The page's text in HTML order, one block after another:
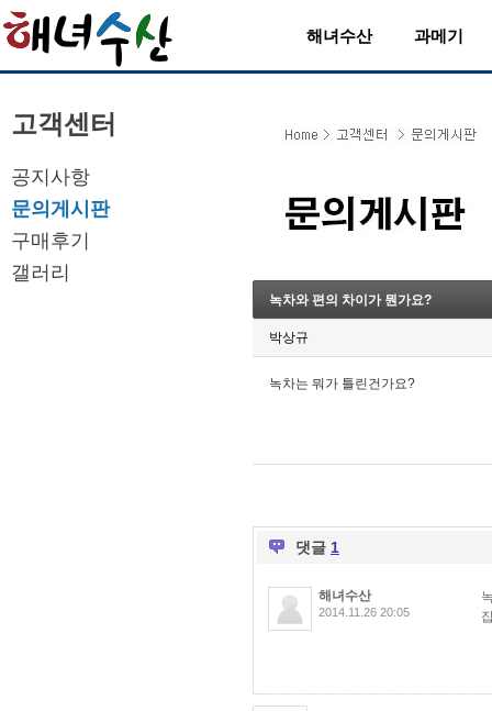
해녀수산 과메기
고객센터
공지사항
문의게시판
구매후기
갤러리
녹차와 편의 차이가 뭔가요?
박상규
녹차는 뭐가 틀린건가요?
댓글 1
해녀수산
2014.11.26 20:05